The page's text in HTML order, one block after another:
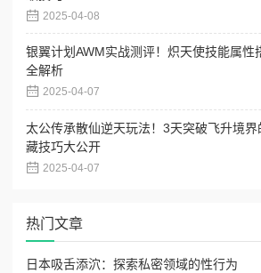
2025-04-08
银翼计划AWM实战测评！炽天使技能属性
全解析
2025-04-07
太公传承散仙逆天玩法！3天突破飞升境界
藏技巧大公开
2025-04-07
热门文章
日本吸舌添泬：探索私密领域的性行为